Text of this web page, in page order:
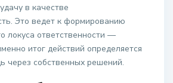
в качестве
Это ведет к формированию
локуса ответственности —
итог действий определяется
через собственных решений.